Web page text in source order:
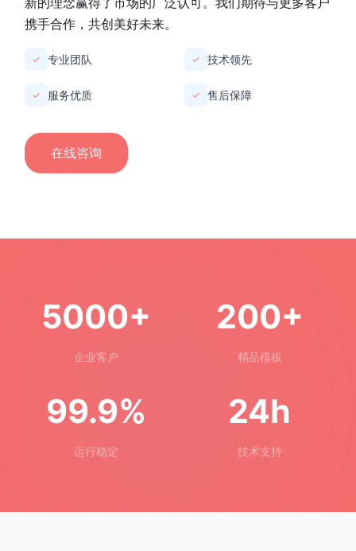
携手合作，共创美好未来。
✓ 专业团队 ✓ 技术领先
✓ 服务优质 ✓ 售后保障
在线咨询
5000+
企业客户
200+
精品模板
99.9%
运行稳定
24h
技术支持